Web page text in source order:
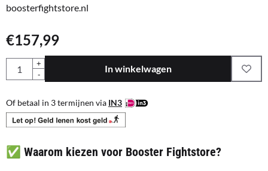
boosterfightstore.nl
€157,99
Aantal
+
-
In winkelwagen
Of betaal in 3 termijnen via IN3
✅ Waarom kiezen voor Booster Fightstore?